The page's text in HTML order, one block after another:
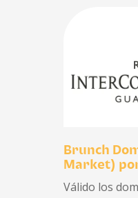
Brunch
Market)
Válido los